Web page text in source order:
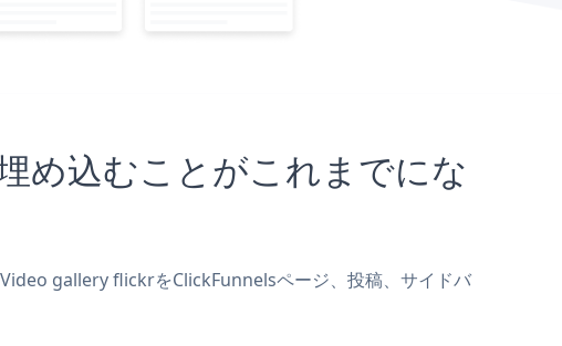
込むことがこれまでにな
gallery flickrをClickFunnelsページ、投稿、サイドバ